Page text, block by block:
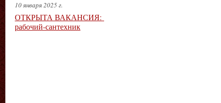
10 января 2025 г.
ОТКРЫТА ВАКАНСИЯ:
рабочий-сантехник